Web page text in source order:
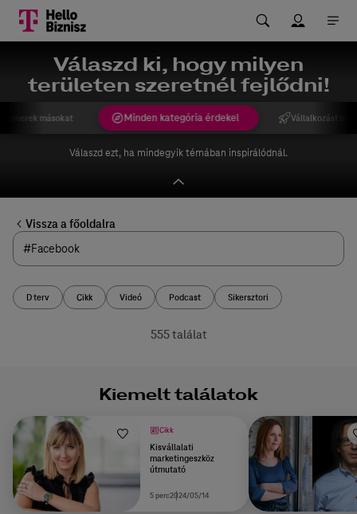
Válaszd ki, hogy milyen
területen szeretnél fejlődni!
Minden kategória érdekel Vállalkozást
másokat
Válaszd ezt, ha mindegyik témában inspirálódnál.
Vissza a főoldalra
D terv Cikk Videó Podcast Sikersztori
555 találat
Kiemelt találatok
Cikk
Kisvállalati
marketingeszköz
útmutató
5 perc2024/05/14